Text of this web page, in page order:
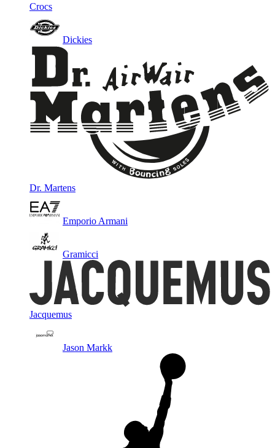
Crocs
Dickies
Dr. Martens
Emporio Armani
Gramicci
Jacquemus
Jason Markk